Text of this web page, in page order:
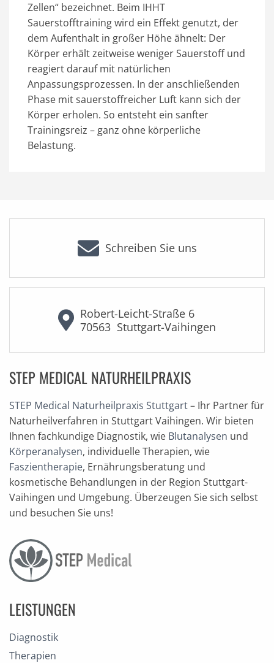
Zellen“ bezeichnet. Beim IHHT
Sauerstofftraining wird ein Effekt genutzt, der
dem Aufenthalt in großer Höhe ähnelt: Der
Körper erhält zeitweise weniger Sauerstoff und
reagiert darauf mit natürlichen
Anpassungsprozessen. In der anschließenden
Phase mit sauerstoffreicher Luft kann sich der
Körper erholen. So entsteht ein sanfter
Trainingsreiz – ganz ohne körperliche
Belastung.
Schreiben Sie uns
Robert-Leicht-Straße 6
70563 Stuttgart-Vaihingen
STEP MEDICAL NATURHEILPRAXIS
STEP Medical Naturheilpraxis Stuttgart– Ihr Partner für
Naturheilverfahren in Stuttgart Vaihingen. Wir bieten
Ihnen fachkundige Diagnostik, wie Blutanalysen und
Körperanalysen, individuelle Therapien, wie
Faszientherapie, Ernährungsberatung und
kosmetische Behandlungen in der Region Stuttgart-
Vaihingen und Umgebung. Überzeugen Sie sich selbst
und besuchen Sie uns!
LEISTUNGEN
Diagnostik
Therapien